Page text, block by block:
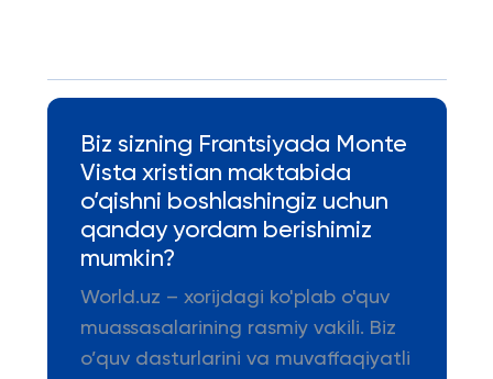
Biz sizning Frantsiyada Monte
Vista xristian maktabida
o’qishni boshlashingiz uchun
qanday yordam berishimiz
mumkin?
World.uz – xorijdagi ko'plab o'quv
muassasalarining rasmiy vakili. Biz
o’quv dasturlarini va muvaffaqiyatli